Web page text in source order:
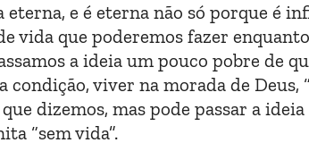
e é eterna não só porque é
vida que poderemos fazer
a ideia um pouco pobre de
viver na morada de Deus,
dizemos, mas pode passar a
“sem vida”.